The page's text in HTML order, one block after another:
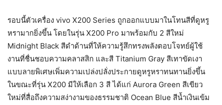
รอบนี้ตัวเครื่อง vivo X200 Series ถูกออกแบบมาในโทนสีที่ดูหรู
หรามากยิ่งขึ้น โดยในรุ่น X200 Pro มาพร้อมกับ 2 สีใหม่
Midnight Black สีดำด้านที่ให้ความรู้สึกทรงพลังตอบโจทย์ผู้ใช้
งานที่ชื่นชอบความคลาสสิก และสี Titanium Gray สีเทาขัดเงา
แบบลายพิเศษเพิ่มความเปล่งปลั่งประกายดูหรูหราทนทานยิ่งขึ้น
ในขณะที่รุ่น X200 มีให้เลือก 3 สี ได้แก่ Aurora Green สีเขียว
ใหม่ที่สื่อถึงความสง่างามของธรรมชาติ Ocean Blue สีน้ำเงินเข้ม